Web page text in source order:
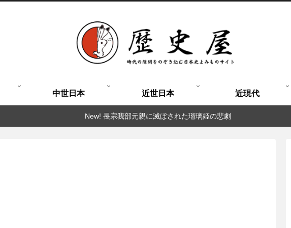
中世日本 近世日本 近現代
New! 長宗我部元親に滅ぼされた瑠璃姫の悲劇